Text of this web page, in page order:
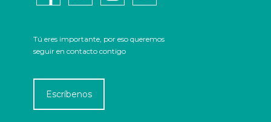
Tú eres importante, por eso queremos
seguir en contacto contigo
Escríbenos